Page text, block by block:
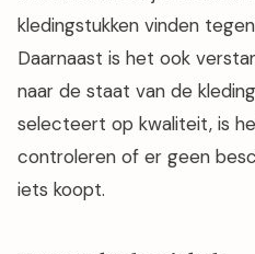
kledingstukken vinden
Daarnaast is het ook
naar de staat van de
selecteert op kwaliteit, is
controleren of er geen
iets koopt.